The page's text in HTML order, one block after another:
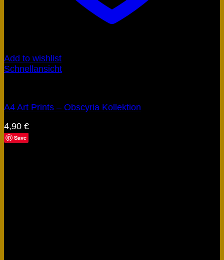
Add to wishlist
Schnellansicht
A4 Art Prints – Obscyria Kollektion
4,90 €
Save